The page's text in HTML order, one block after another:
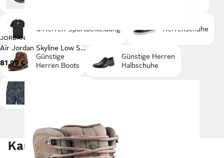
JORDAN
Air Jordan Skyline Low Sneaker
81,99 €
% Herren-Sportbekleidung Herrenschuhe
Günstige
Herren Boots
Günstige Herren
Halbschuhe
Kaufberatung Herrenschuhe